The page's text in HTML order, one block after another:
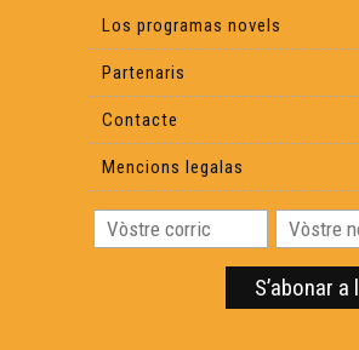
Los programas novels
Partenaris
Contacte
Mencions legalas